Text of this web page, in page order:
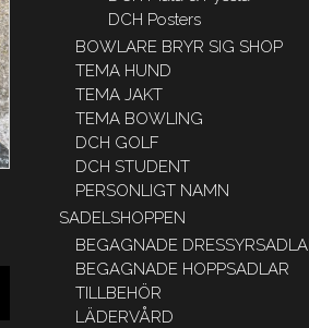
DCH Posters
BOWLARE BRYR SIG SHOP
TEMA HUND
TEMA JAKT
TEMA BOWLING
DCH GOLF
DCH STUDENT
PERSONLIGT NAMN
SADELSHOPPEN
BEGAGNADE
BEGAGNADE HOPPSADLAR
TILLBEHÖR
LÄDERVÅRD